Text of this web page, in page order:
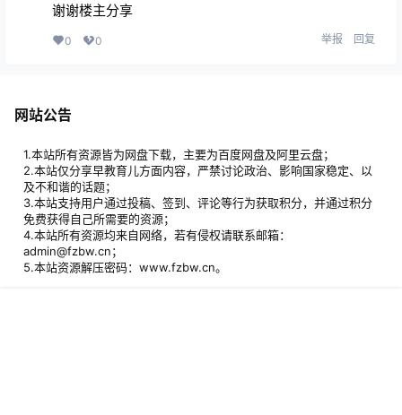
谢谢楼主分享
0 0 举报 回复
网站公告
1.本站所有资源皆为网盘下载，主要为百度网盘及阿里云盘；
2.本站仅分享早教育儿方面内容，严禁讨论政治、影响国家稳定、以
及不和谐的话题；
3.本站支持用户通过投稿、签到、评论等行为获取积分，并通过积分
免费获得自己所需要的资源；
4.本站所有资源均来自网络，若有侵权请联系邮箱：
admin@fzbw.cn；
5.本站资源解压密码：www.fzbw.cn。